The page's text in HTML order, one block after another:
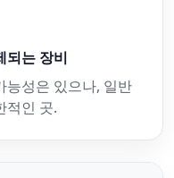
되는 장비
능성은 있으나, 일반
적인 곳.